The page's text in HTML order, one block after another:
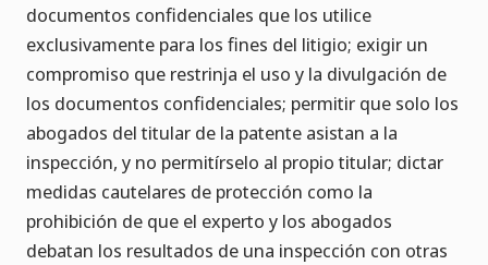
documentos confidenciales que los utilice
exclusivamente para los fines del litigio; exigir un
compromiso que restrinja el uso y la divulgación de
los documentos confidenciales; permitir que solo los
abogados del titular de la patente asistan a la
inspección, y no permitírselo al propio titular; dictar
medidas cautelares de protección como la
prohibición de que el experto y los abogados
debatan los resultados de una inspección con otras